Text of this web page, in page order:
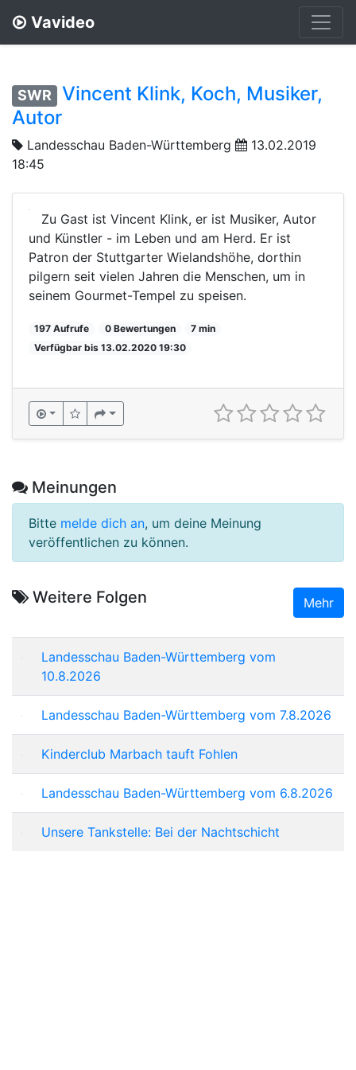
Vavideo
SWR
Vincent Klink, Koch, Musiker,
Autor
Landesschau Baden-Württemberg
13.02.2019
18:45
Zu Gast ist Vincent Klink, er ist Musiker, Autor
und Künstler - im Leben und am Herd. Er ist
Patron der Stuttgarter Wielandshöhe, dorthin
pilgern seit vielen Jahren die Menschen, um in
seinem Gourmet-Tempel zu speisen.
197 Aufrufe 0 Bewertungen
7 min
Verfügbar bis 13.02.2020 19:30
Meinungen
Bitte melde dich an, um deine Meinung
veröffentlichen zu können.
Weitere Folgen Mehr
Landesschau Baden-Württemberg vom
10.8.2026
Landesschau Baden-Württemberg vom 7.8.2026
Kinderclub Marbach tauft Fohlen
Landesschau Baden-Württemberg vom 6.8.2026
Unsere Tankstelle: Bei der Nachtschicht